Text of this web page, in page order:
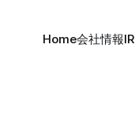
Home会社情報IR